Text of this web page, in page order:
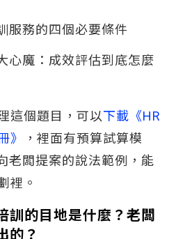
服務的四個必要條件
心魔：成效評估到底怎麼
這個題目，可以下載《HR
》
，裡面有預算試算模
老闆提案的說法範例，能
裡。
訓的目地是什麼？老闆
的？